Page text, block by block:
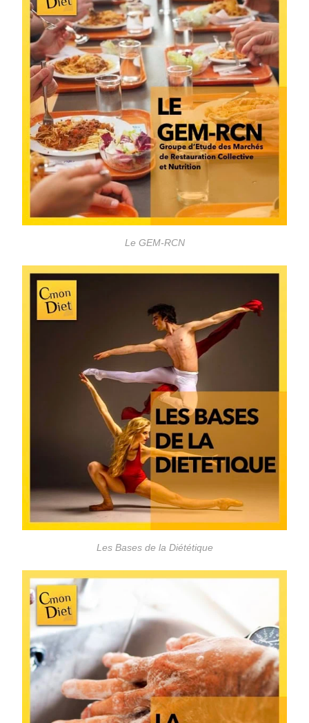
Le GEM-RCN
Les Bases de la Diététique